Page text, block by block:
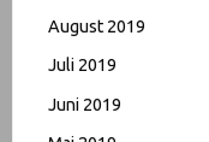
August 2019
Juli 2019
Juni 2019